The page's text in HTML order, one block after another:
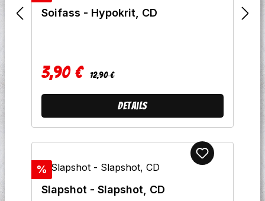
Soifass - Hypokrit, CD
Verkaufspreis:
3,90 € Regulärer Preis:
12,90 €
Details
Rabatt
%
Slapshot - Slapshot, CD